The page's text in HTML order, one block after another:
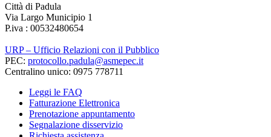
Città di Padula
Via Largo Municipio 1
P.iva : 00532480654
URP – Ufficio Relazioni con il Pubblico
PEC: protocollo.padula@asmepec.it
Centralino unico: 0975 778711
Leggi le FAQ
Fatturazione Elettronica
Prenotazione appuntamento
Segnalazione disservizio